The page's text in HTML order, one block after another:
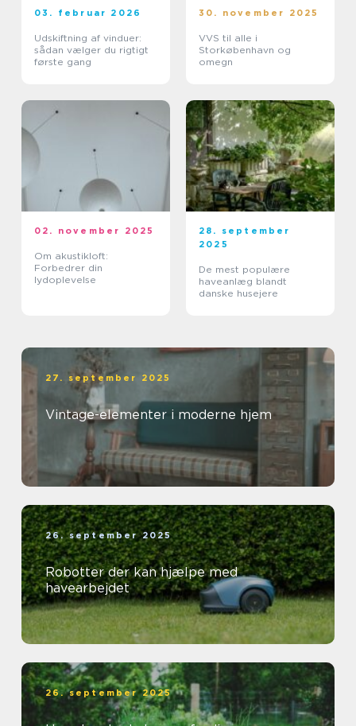
03. februar 2026
Udskiftning af vinduer:
sådan vælger du rigtigt
første gang
30. november 2025
VVS til alle i
Storkøbenhavn og
omegn
02. november 2025
Om akustikloft:
Forbedrer din
lydoplevelse
28. september
2025
De mest populære
haveanlæg blandt
danske husejere
27. september 2025
Vintage-elementer i moderne hjem
26. september 2025
Robotter der kan hjælpe med
havearbejdet
26. september 2025